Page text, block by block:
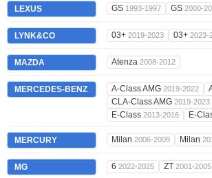
LEXUS GS 1993-1997 GS 2000-
LYNK&CO 03+ 2019-2023 03+ 2023-
MAZDA Atenza 2008-2012
MERCEDES-BENZ A-Class AMG 2019-2022
CLA-Class AMG 2019-2023
E-Class 2013-2016 E-
MERCURY Milan 2006-2009 Milan
MG 6 2022-2025 ZT 2001-2005